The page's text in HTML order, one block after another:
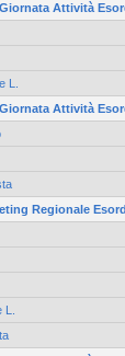
Attività
L.
Attività
Regionale